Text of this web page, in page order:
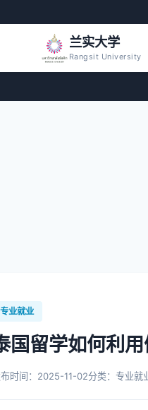
兰实大学
Rangsit University
专业就业
国留学如何利用
时间：2025-11-02分类：专业就